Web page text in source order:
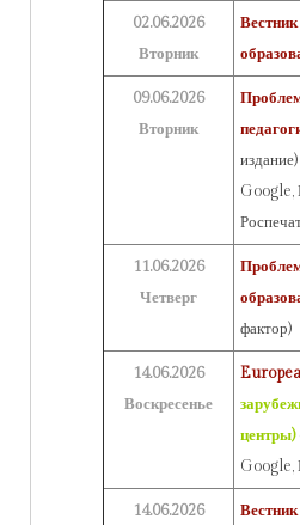
02.06.2026
Вторник
09.06.2026
Вторник
Google,
11.06.2026
Четверг
фактор)
14.06.2026
Воскресенье
центры)
Google,
14.06.2026